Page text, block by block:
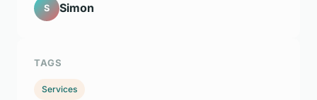
S Simon
TAGS
Services